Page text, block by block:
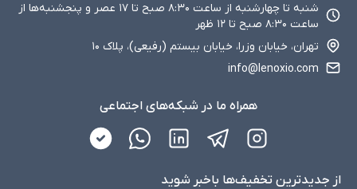
شنبه تا چهارشنبه از ساعت ۸:۳۰ صبح تا ۱۷ عصر و پنجشنبه‌ها از
ساعت ۸:۳۰ صبح تا ۱۲ ظهر
تهران، خیابان وزرا، خیابان بیستم (رفیعی)، پلاک ۱۰
info@lenoxio.com
همراه ما در شبکه‌های اجتماعی
از جدید‌ترین تخفیف‌ها با‌خبر شوید